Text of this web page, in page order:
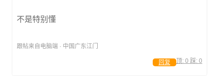
不是特别懂
跟帖来自电脑端 · 中国广东江门
顶: 0 踩: 0
回复